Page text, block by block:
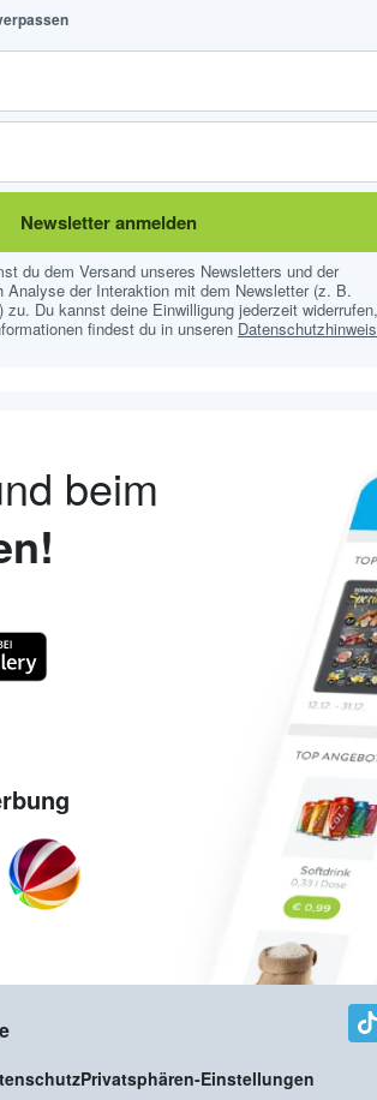
Newsletter anmelden
du dem Versand unseres Newsletters und der
Analyse der Interaktion mit dem Newsletter (z. B.
Du kannst deine Einwilligung jederzeit
findest du in unseren
beim
Privatsphären-Einstellungen